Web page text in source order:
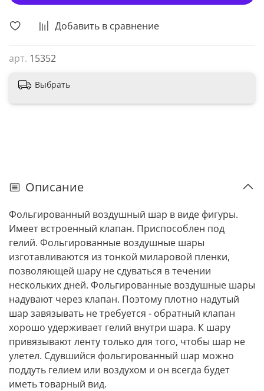
Добавить в сравнение
арт. 15352
Выбрать
Описание
Фольгированный воздушный шар в виде фигуры.
Имеет встроенный клапан. Приспособлен под
гелий. Фольгированные воздушные шары
изготавливаются из тонкой миларовой пленки,
позволяющей шару не сдуваться в течении
нескольких дней. Фольгированные воздушные шары
надувают через клапан. Поэтому плотно надутый
шар завязывать не требуется - обратный клапан
хорошо удерживает гелий внутри шара. К шару
привязывают ленту только для того, чтобы шар не
улетел. Сдувшийся фольгированный шар можно
поддуть гелием или воздухом и он всегда будет
иметь товарный вид.